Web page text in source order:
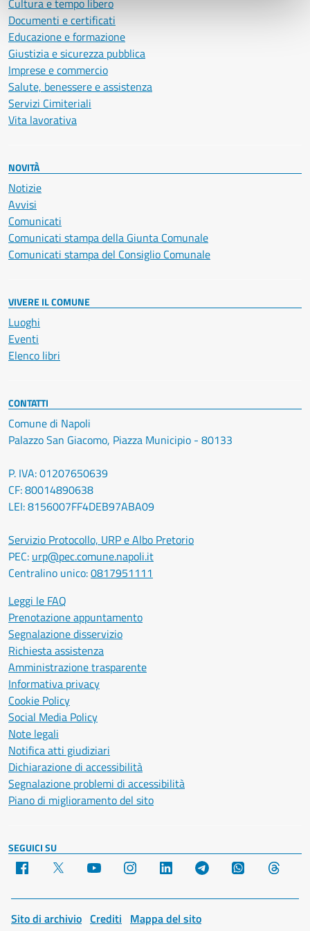
Cultura e tempo libero
Documenti e certificati
Educazione e formazione
Giustizia e sicurezza pubblica
Imprese e commercio
Salute, benessere e assistenza
Servizi Cimiteriali
Vita lavorativa
NOVITÀ
Notizie
Avvisi
Comunicati
Comunicati stampa della Giunta Comunale
Comunicati stampa del Consiglio Comunale
VIVERE IL COMUNE
Luoghi
Eventi
Elenco libri
CONTATTI
Comune di Napoli
Palazzo San Giacomo, Piazza Municipio - 80133
P. IVA: 01207650639
CF: 80014890638
LEI: 8156007FF4DEB97ABA09
Servizio Protocollo, URP e Albo Pretorio
PEC: urp@pec.comune.napoli.it
Centralino unico:0817951111
Leggi le FAQ
Prenotazione appuntamento
Segnalazione disservizio
Richiesta assistenza
Amministrazione trasparente
Informativa privacy
Cookie Policy
Social Media Policy
Note legali
Notifica atti giudiziari
Dichiarazione di accessibilità
Segnalazione problemi di accessibilità
Piano di miglioramento del sito
SEGUICI SU
Facebook YouTube Instagram LinkedIn Telegram WhatsApp
Sito di archivio Crediti Mappa del sito